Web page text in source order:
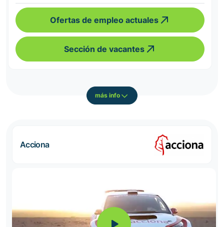
Ofertas de empleo actuales
Sección de vacantes
más info
Acciona